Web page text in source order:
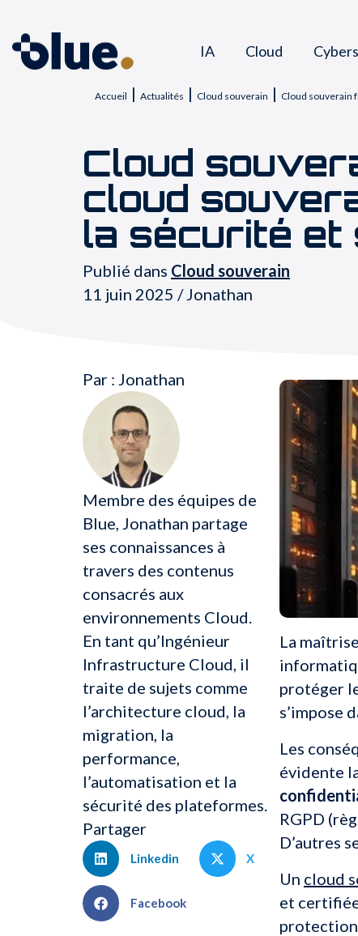
IA Cloud
Accueil | Actualités | Cloud souverain | Cloud souverain
Cloud
cloud
la sécurité et
Publié dans Cloud souverain
11 juin 2025 / Jonathan
Par : Jonathan
Membre des équipes de
Blue, Jonathan partage
ses connaissances à
travers des contenus
consacrés aux
environnements Cloud.
En tant qu’Ingénieur
Infrastructure Cloud, il
traite de sujets comme
l’architecture cloud, la
migration, la
performance,
l’automatisation et la
sécurité des plateformes.
Partager
Linkedin X
Facebook
La
protéger
s’impose
Les
évidente
RGPD
D’autres
Un cloud
et
protection